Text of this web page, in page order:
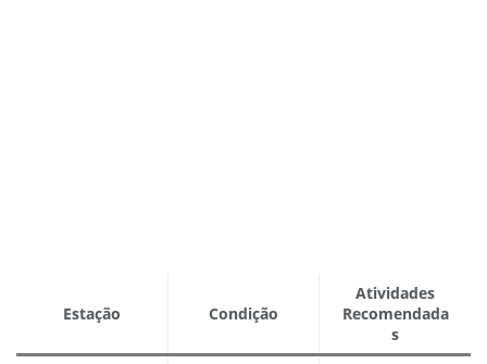
Estação Condição
Atividades
Recomendada
s